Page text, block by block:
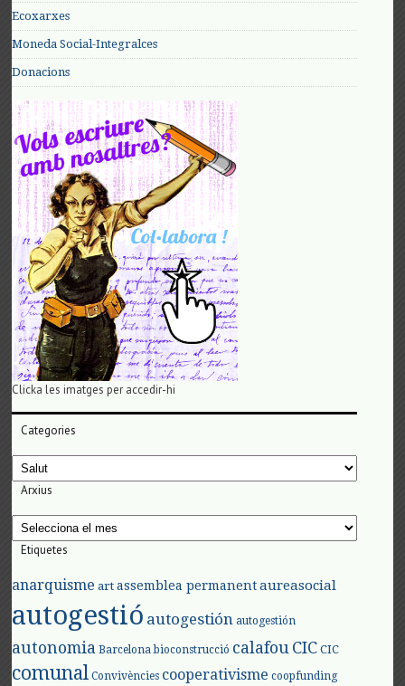
Ecoxarxes
Moneda Social-Integralces
Donacions
Clicka les imatges per accedir-hi
Categories
Categories
Arxius
Arxius
Etiquetes
anarquisme art assemblea permanent aureasocial
autogestió autogestión autogestión
autonomia Barcelona bioconstrucció calafouCIC CIC
comunal Convivències cooperativisme coopfunding